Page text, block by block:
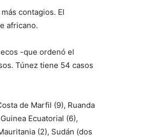
contagios. El
africano.
-que ordenó el
Túnez tiene 54 casos
de Marfil (9), Ruanda
Ecuatorial (6),
(2), Sudán (dos